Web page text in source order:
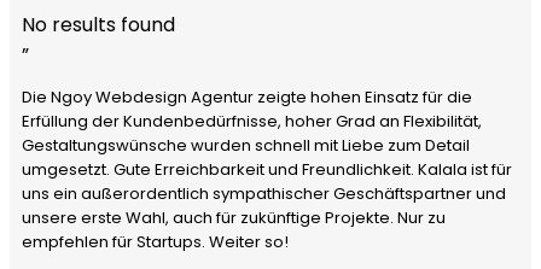
No results found
”
Die Ngoy Webdesign Agentur zeigte hohen Einsatz für die
Erfüllung der Kundenbedürfnisse, hoher Grad an Flexibilität,
Gestaltungswünsche wurden schnell mit Liebe zum Detail
umgesetzt. Gute Erreichbarkeit und Freundlichkeit. Kalala ist für
uns ein außerordentlich sympathischer Geschäftspartner und
unsere erste Wahl, auch für zukünftige Projekte. Nur zu
empfehlen für Startups. Weiter so!